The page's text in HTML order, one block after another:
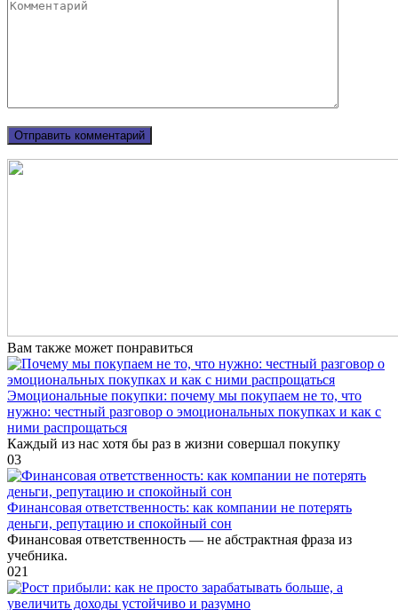
Вам также может понравиться
Эмоциональные покупки: почему мы покупаем не то, что
нужно: честный разговор о эмоциональных покупках и как с
ними распрощаться
Каждый из нас хотя бы раз в жизни совершал покупку
03
Финансовая ответственность: как компании не потерять
деньги, репутацию и спокойный сон
Финансовая ответственность — не абстрактная фраза из
учебника.
021